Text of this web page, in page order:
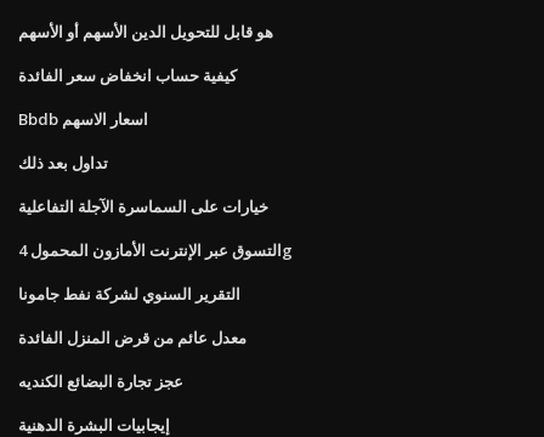
هو قابل للتحويل الدين الأسهم أو الأسهم
كيفية حساب انخفاض سعر الفائدة
Bbdb اسعار الاسهم
تداول بعد ذلك
خيارات على السماسرة الآجلة التفاعلية
التسوق عبر الإنترنت الأمازون المحمول 4g
التقرير السنوي لشركة نفط جامونا
معدل عائم من قرض المنزل الفائدة
عجز تجارة البضائع الكنديه
إيجابيات البشرة الدهنية